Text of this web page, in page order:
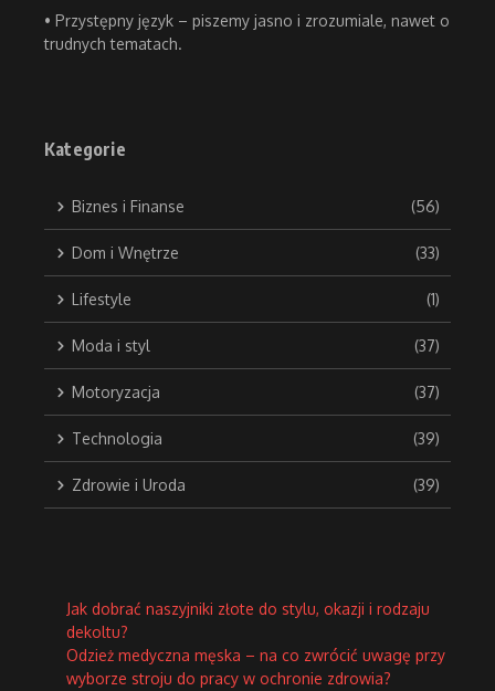
• Przystępny język – piszemy jasno i zrozumiale, nawet o
trudnych tematach.
Kategorie
Biznes i Finanse (56)
Dom i Wnętrze (33)
Lifestyle (1)
Moda i styl (37)
Motoryzacja (37)
Technologia (39)
Zdrowie i Uroda (39)
Jak dobrać naszyjniki złote do stylu, okazji i rodzaju
dekoltu?
Odzież medyczna męska – na co zwrócić uwagę przy
wyborze stroju do pracy w ochronie zdrowia?